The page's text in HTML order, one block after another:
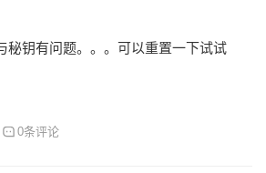
秘钥有问题。。。可以重置一下试试
0条评论